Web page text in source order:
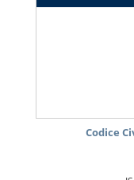
Codice